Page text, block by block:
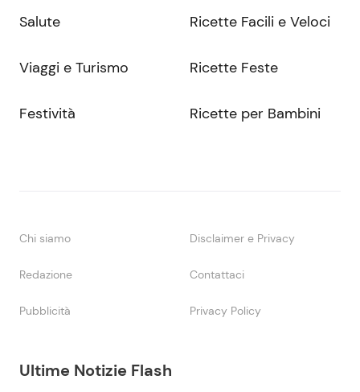
Ultime Notizie Flash
Salute
Viaggi e Turismo
Festività
Ricette Facili e Veloci
Ricette Feste
Ricette per Bambini
Chi siamo Disclaimer e Privacy
Redazione Contattaci
Pubblicità Privacy Policy